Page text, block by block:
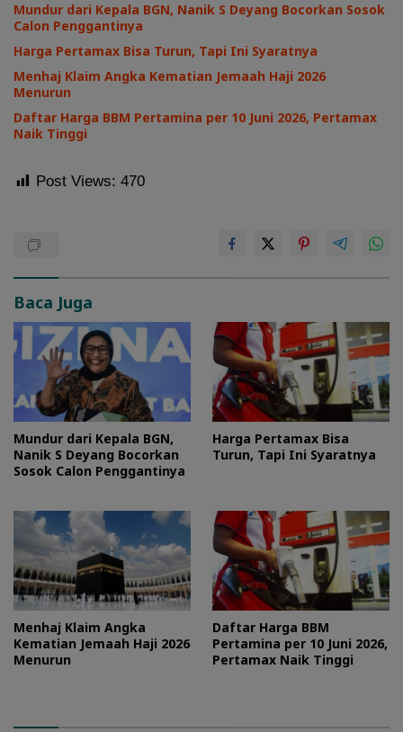
Mundur dari Kepala BGN, Nanik S Deyang Bocorkan Sosok
Calon Penggantinya
Harga Pertamax Bisa Turun, Tapi Ini Syaratnya
Menhaj Klaim Angka Kematian Jemaah Haji 2026
Menurun
Daftar Harga BBM Pertamina per 10 Juni 2026, Pertamax
Naik Tinggi
Post Views: 470
Baca Juga
Mundur dari Kepala BGN,
Nanik S Deyang Bocorkan
Sosok Calon Penggantinya
Harga Pertamax Bisa
Turun, Tapi Ini Syaratnya
Menhaj Klaim Angka
Kematian Jemaah Haji 2026
Menurun
Daftar Harga BBM
Pertamina per 10 Juni 2026,
Pertamax Naik Tinggi